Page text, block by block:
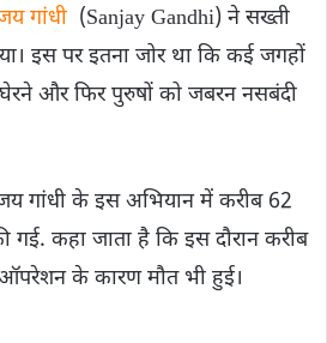
गांधी (Sanjay Gandhi) ने सख्ती
इस पर इतना जोर था कि कई जगहों
घेरने और फिर पुरुषों को जबरन नसबंदी
गांधी के इस अभियान में करीब 62
गई. कहा जाता है कि इस दौरान करीब
के कारण मौत भी हुई।